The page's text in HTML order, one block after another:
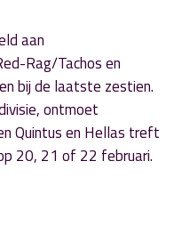
aan
Rag/Tachos en
bij de laatste zestien.
ontmoet
Quintus en Hellas treft
20, 21 of 22 februari.